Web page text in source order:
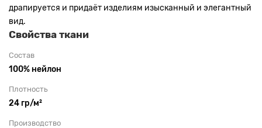
драпируется и придаёт изделиям изысканный и элегантный
вид.
Свойства ткани
Состав
100% нейлон
Плотность
24 гр/м²
Производство